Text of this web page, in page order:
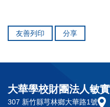
友善列印 分享
大華學校財團法人敏
307 新竹縣芎林鄉大華路1號